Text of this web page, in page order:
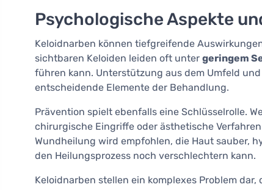
Psychologische Aspekte
Keloidnarben können tiefgreifende
sichtbaren Keloiden leiden oft unter geringem
führen kann. Unterstützung aus dem Umfeld
entscheidende Elemente der Behandlung.
Prävention spielt ebenfalls eine Schlüsselrolle.
chirurgische Eingriffe oder ästhetische
Wundheilung wird empfohlen, die Haut sauber,
den Heilungsprozess noch verschlechtern kann.
Keloidnarben stellen ein komplexes Problem